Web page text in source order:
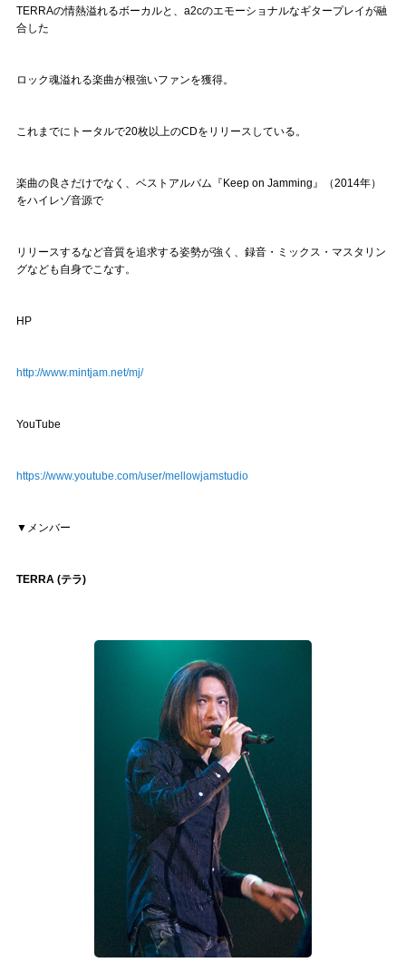
TERRAの情熱溢れるボーカルと、 a2cのエモーショナルなギタープレイが融
合した
ロック魂溢れる楽曲が根強いファンを獲得。
これまでにトータルで20枚以上のCDをリリースしている。
楽曲の良さだけでなく、ベストアルバム『Keep on Jamming』（2014年）
をハイレゾ音源で
リリースするなど音質を追求する姿勢が強く、録音・ミックス・マスタリン
グなども自身でこなす。
HP
http://www.mintjam.net/mj/
YouTube
https://www.youtube.com/user/mellowjamstudio
▼メンバー
TERRA (テラ)